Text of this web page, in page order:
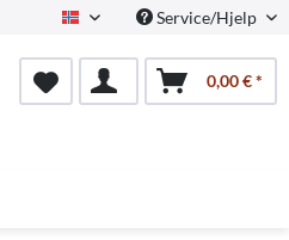
NorwegianService/Hjelp
0,00 € *